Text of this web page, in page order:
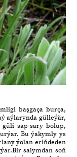
başgaça burça,
aýlarynda gülleýär,
sap-sary bolup,
Bu ýakymly ys
ýolan eriňdeden
salymdan soň